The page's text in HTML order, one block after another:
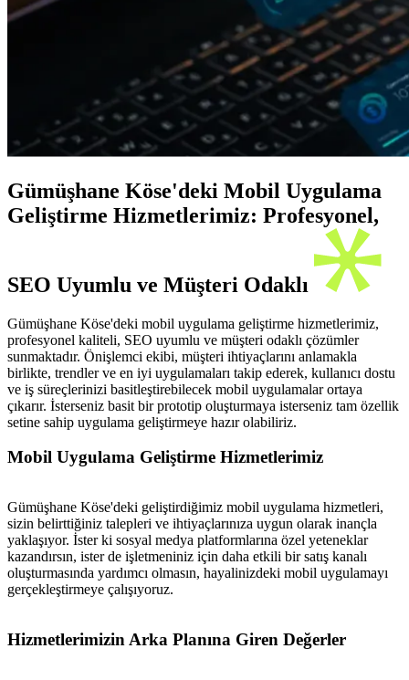
Gümüşhane Köse'deki Mobil Uygulama
Geliştirme Hizmetlerimiz: Profesyonel,
SEO Uyumlu ve Müşteri Odaklı
Gümüşhane Köse'deki mobil uygulama geliştirme hizmetlerimiz,
profesyonel kaliteli, SEO uyumlu ve müşteri odaklı çözümler
sunmaktadır. Önişlemci ekibi, müşteri ihtiyaçlarını anlamakla
birlikte, trendler ve en iyi uygulamaları takip ederek, kullanıcı dostu
ve iş süreçlerinizi basitleştirebilecek mobil uygulamalar ortaya
çıkarır. İsterseniz basit bir prototip oluşturmaya isterseniz tam özellik
setine sahip uygulama geliştirmeye hazır olabiliriz.
Mobil Uygulama Geliştirme Hizmetlerimiz
Gümüşhane Köse'deki geliştirdiğimiz mobil uygulama hizmetleri,
sizin belirttiğiniz talepleri ve ihtiyaçlarınıza uygun olarak inançla
yaklaşıyor. İster ki sosyal medya platformlarına özel yeteneklar
kazandırsın, ister de işletmeniniz için daha etkili bir satış kanalı
oluşturmasında yardımcı olmasın, hayalinizdeki mobil uygulamayı
gerçekleştirmeye çalışıyoruz.
Hizmetlerimizin Arka Planına Giren Değerler